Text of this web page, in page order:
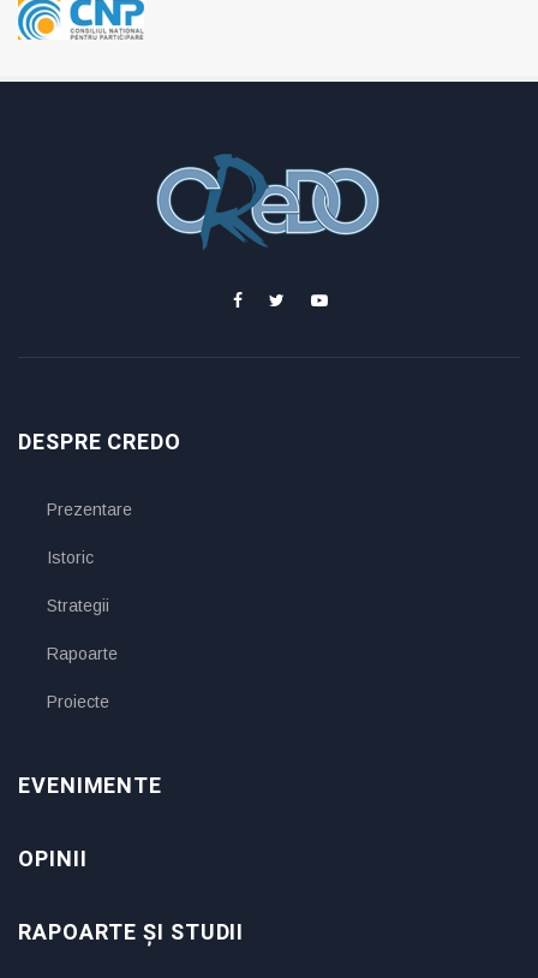
DESPRE CREDO
Prezentare
Istoric
Strategii
Rapoarte
Proiecte
EVENIMENTE
OPINII
RAPOARTE ȘI STUDII